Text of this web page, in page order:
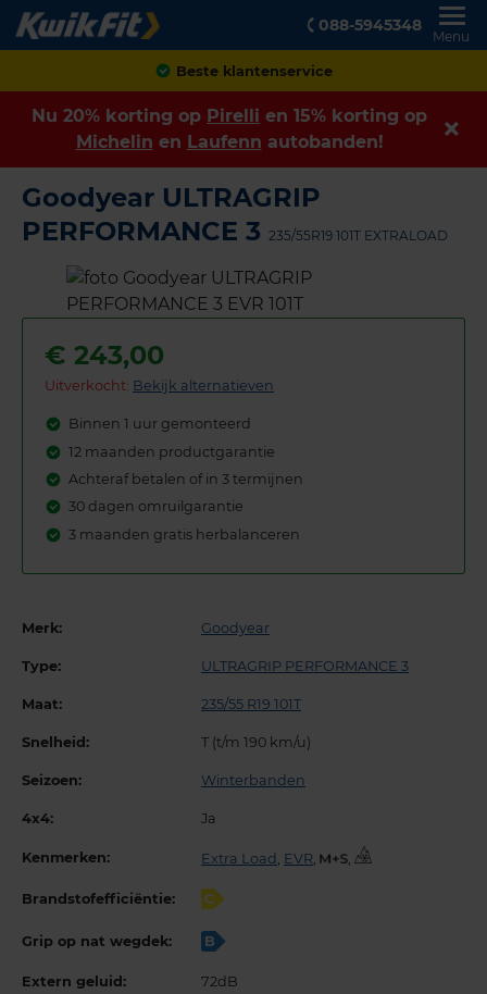
088-5945348
Menu
Achteraf betalen
Nu 20% korting op Pirelli en 15% korting op
Michelin en Laufenn autobanden!
Goodyear ULTRAGRIP
PERFORMANCE 3 235/55R19 101T EXTRALOAD
€ 243,00
Uitverkocht: Bekijk alternatieven
Binnen 1 uur gemonteerd
12 maanden productgarantie
Achteraf betalen of in 3 termijnen
30 dagen omruilgarantie
3 maanden gratis herbalanceren
Merk: Goodyear
Type: ULTRAGRIP PERFORMANCE 3
Maat: 235/55 R19 101T
Snelheid: T (t/m 190 km/u)
Seizoen: Winterbanden
4x4: Ja
Kenmerken: Extra Load , EVR, ,
Brandstofefficiëntie: C
Grip op nat wegdek: B
Extern geluid: 72dB